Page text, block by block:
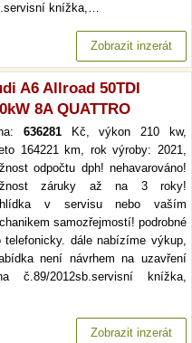
knížka,…
Zobrazit inzerát
A6 Allroad 50TDI
8A QUATTRO
636281Kč, výkon 210 kw,
164221 km, rok výroby: 2021,
odpočtu dph! nehavarováno!
záruky až na 3 roky!
v servisu nebo vaším
samozřejmostí! podrobné
telefonicky. dále nabízíme výkup,
není návrhem na uzavření
2012sb.servisní knížka,
Zobrazit inzerát